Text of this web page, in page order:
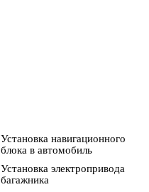
Установка навигационного
блока в автомобиль
Установка электропривода
багажника